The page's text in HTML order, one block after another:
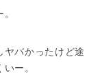
ヤバかったけど途
ー。